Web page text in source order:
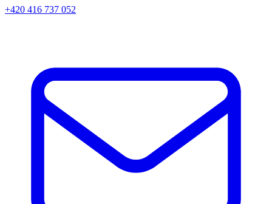
+420 416 737 052